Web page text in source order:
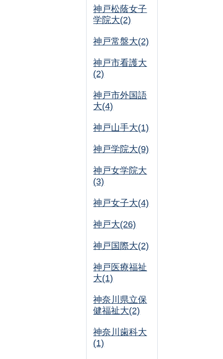
神戸松蔭女子
学院大(2)
神戸常盤大(2)
神戸市看護大
(2)
神戸市外国語
大(4)
神戸山手大(1)
神戸学院大(9)
神戸女学院大
(3)
神戸女子大(4)
神戸大(26)
神戸国際大(2)
神戸医療福祉
大(1)
神奈川県立保
健福祉大(2)
神奈川歯科大
(1)